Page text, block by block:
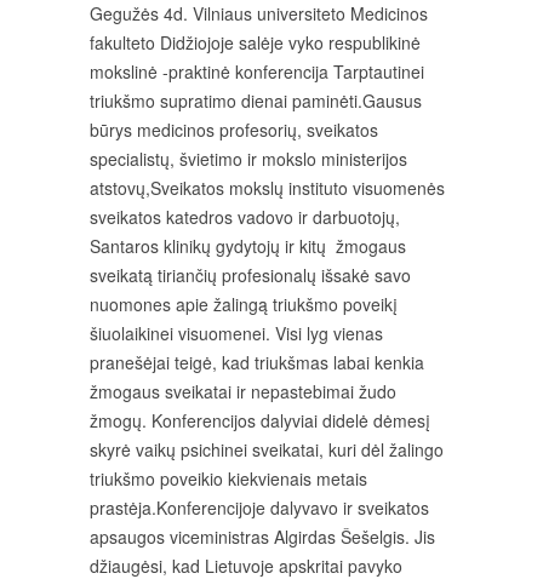
Gegužės 4d. Vilniaus universiteto Medicinos
fakulteto Didžiojoje salėje vyko respublikinė
mokslinė -praktinė konferencija Tarptautinei
triukšmo supratimo dienai paminėti.Gausus
būrys medicinos profesorių, sveikatos
specialistų, švietimo ir mokslo ministerijos
atstovų,Sveikatos mokslų instituto visuomenės
sveikatos katedros vadovo ir darbuotojų,
Santaros klinikų gydytojų ir kitų žmogaus
sveikatą tiriančių profesionalų išsakė savo
nuomones apie žalingą triukšmo poveikį
šiuolaikinei visuomenei. Visi lyg vienas
pranešėjai teigė, kad triukšmas labai kenkia
žmogaus sveikatai ir nepastebimai žudo
žmogų. Konferencijos dalyviai didelė dėmesį
skyrė vaikų psichinei sveikatai, kuri dėl žalingo
triukšmo poveikio kiekvienais metais
prastėja.Konferencijoje dalyvavo ir sveikatos
apsaugos viceministras Algirdas Šešelgis. Jis
džiaugėsi, kad Lietuvoje apskritai pavyko